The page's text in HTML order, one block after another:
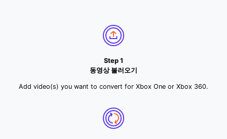
Step 1
동영상 불러오기
Add video(s) you want to convert for Xbox One or Xbox 360.